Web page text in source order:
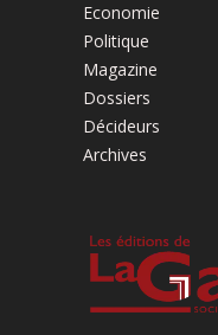
Economie
Politique
Magazine
Dossiers
Décideurs
Archives